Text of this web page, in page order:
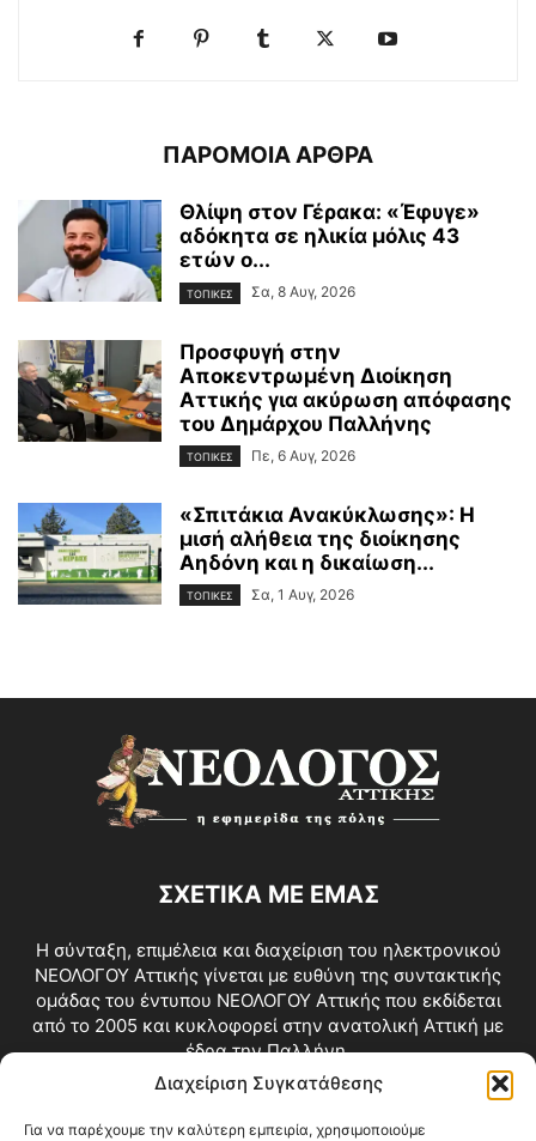
Διαχείριση Συγκατάθεσης
Για να παρέχουμε την καλύτερη εμπειρία, χρησιμοποιούμε
ΠΑΡΟΜΟΙΑ ΑΡΘΡΑ
Θλίψη στον Γέρακα: «Έφυγε»
αδόκητα σε ηλικία μόλις 43
ετών ο...
ΤΟΠΙΚΕΣ Σα, 8 Αυγ, 2026
Προσφυγή στην
Αποκεντρωμένη Διοίκηση
Αττικής για ακύρωση απόφασης
του Δημάρχου Παλλήνης
ΤΟΠΙΚΕΣ Πε, 6 Αυγ, 2026
«Σπιτάκια Ανακύκλωσης»: Η
μισή αλήθεια της διοίκησης
Αηδόνη και η δικαίωση...
ΤΟΠΙΚΕΣ Σα, 1 Αυγ, 2026
ΣΧΕΤΙΚΑ ΜΕ ΕΜΑΣ
Η σύνταξη, επιμέλεια και διαχείριση του ηλεκτρονικού
ΝΕΟΛΟΓΟΥ Αττικής γίνεται με ευθύνη της συντακτικής
ομάδας του έντυπου ΝΕΟΛΟΓΟΥ Αττικής που εκδίδεται
από το 2005 και κυκλοφορεί στην ανατολική Αττική με
έδρα την Παλλήνη.
Επικοινωνία:info@neologosattikis.gr